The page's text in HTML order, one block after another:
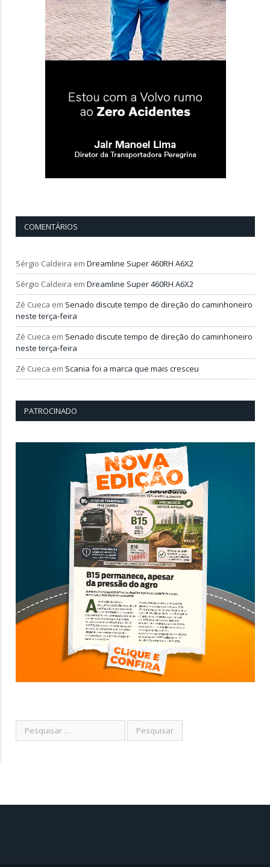
COMENTÁRIOS
Sérgio Caldeira em Dreamline Super 460RH A6X2
Sérgio Caldeira em Dreamline Super 460RH A6X2
Zé Cueca em Senado discute tempo de direção do caminhoneiro
neste terça-feira
Zé Cueca em Senado discute tempo de direção do caminhoneiro
neste terça-feira
Zé Cueca em Scania foi a marca que mais cresceu
PATROCINADO